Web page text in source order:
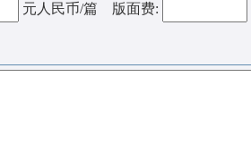
元人民币/篇 版面费: